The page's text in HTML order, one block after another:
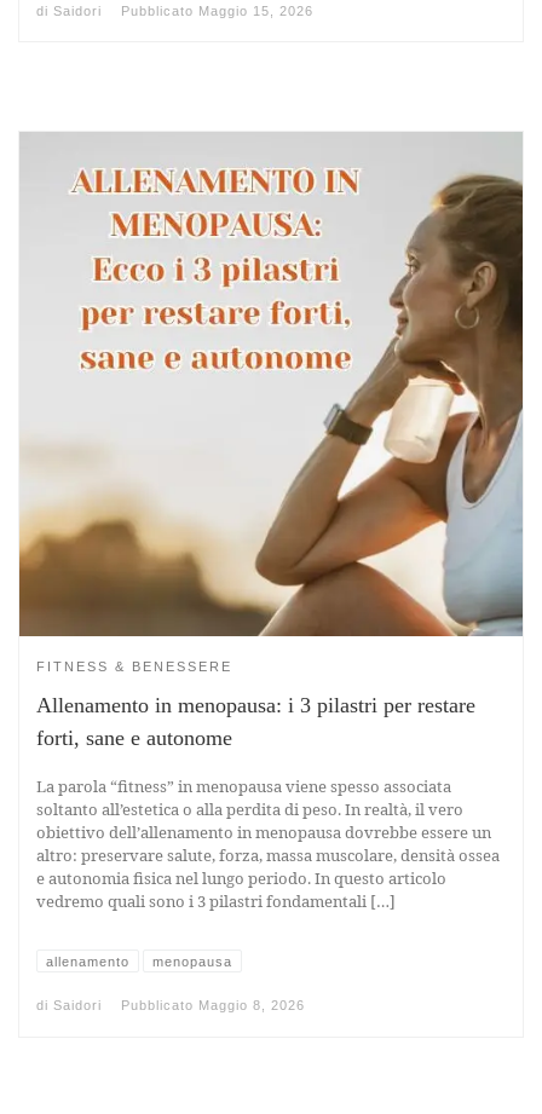
di Saidori Pubblicato Maggio 15, 2026
FITNESS & BENESSERE
Allenamento in menopausa: i 3 pilastri per restare
forti, sane e autonome
La parola “fitness” in menopausa viene spesso associata
soltanto all’estetica o alla perdita di peso. In realtà, il vero
obiettivo dell’allenamento in menopausa dovrebbe essere un
altro: preservare salute, forza, massa muscolare, densità ossea
e autonomia fisica nel lungo periodo. In questo articolo
vedremo quali sono i 3 pilastri fondamentali […]
allenamento menopausa
di Saidori Pubblicato Maggio 8, 2026